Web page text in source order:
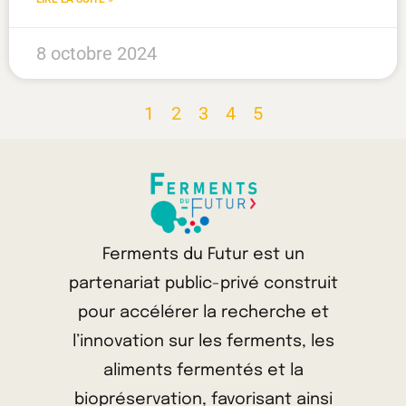
8 octobre 2024
1 2 3 4 5
Ferments du Futur est un
partenariat public-privé construit
pour accélérer la recherche et
l’innovation sur les ferments, les
aliments fermentés et la
biopréservation, favorisant ainsi